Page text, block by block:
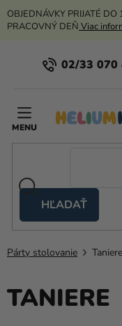
Prejsť
na
OBJEDNÁVKY PRIJATÉ
PRACOVNÝ DEŇ Viac
02/33 070
HĽADAŤ
stany
Kanekalon
Hélium
a
Párty stolovanie Taniere
TANIERE